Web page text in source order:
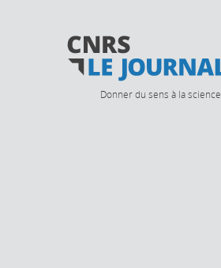
Donner du sens à la science